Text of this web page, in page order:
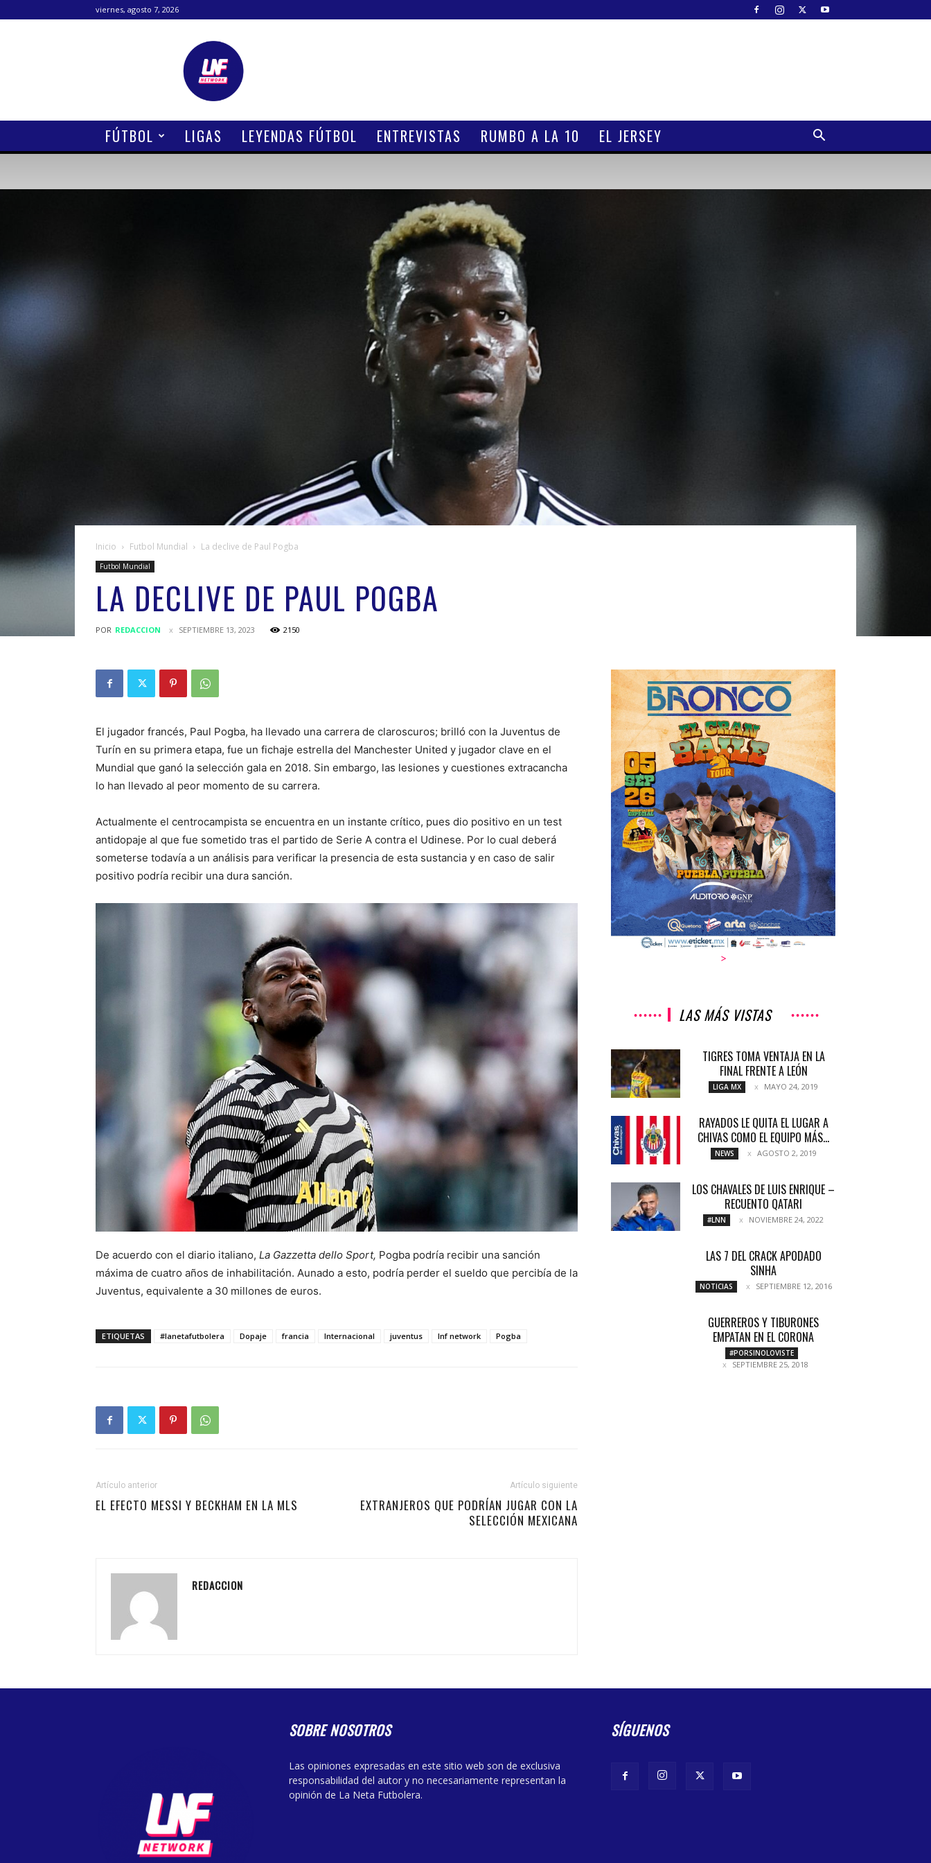
viernes, agosto 7, 2026
Lanetafutbolera
FÚTBOL LIGAS LEYENDAS FÚTBOL ENTREVISTAS RUMBO A LA 10 EL JERSEY
Inicio Futbol Mundial La declive de Paul Pogba
Futbol Mundial
LA DECLIVE DE PAUL POGBA
POR REDACCION SEPTIEMBRE 13, 2023 2150
El jugador francés, Paul Pogba, ha llevado una carrera de claroscuros; brilló con la Juventus de
Turín en su primera etapa, fue un fichaje estrella del Manchester United y jugador clave en el
Mundial que ganó la selección gala en 2018. Sin embargo, las lesiones y cuestiones extracancha
lo han llevado al peor momento de su carrera.
Actualmente el centrocampista se encuentra en un instante crítico, pues dio positivo en un test
antidopaje al que fue sometido tras el partido de Serie A contra el Udinese. Por lo cual deberá
someterse todavía a un análisis para verificar la presencia de esta sustancia y en caso de salir
positivo podría recibir una dura sanción.
De acuerdo con el diario italiano, La Gazzetta dello Sport, Pogba podría recibir una sanción
máxima de cuatro años de inhabilitación. Aunado a esto, podría perder el sueldo que percibía de la
Juventus, equivalente a 30 millones de euros.
ETIQUETAS #lanetafutbolera Dopaje francia Internacional juventus lnf network Pogba
Artículo anterior
EL EFECTO MESSI Y BECKHAM EN LA MLS
Artículo siguiente
EXTRANJEROS QUE PODRÍAN JUGAR CON LA
SELECCIÓN MEXICANA
REDACCION
>
LAS MÁS VISTAS
TIGRES TOMA VENTAJA EN LA
FINAL FRENTE A LEÓN
LIGA MX MAYO 24, 2019
RAYADOS LE QUITA EL LUGAR A
CHIVAS COMO EL EQUIPO MÁS...
NEWS AGOSTO 2, 2019
LOS CHAVALES DE LUIS ENRIQUE –
RECUENTO QATARI
#LNN NOVIEMBRE 24, 2022
LAS 7 DEL CRACK APODADO
SINHA
NOTICIAS SEPTIEMBRE 12, 2016
GUERREROS Y TIBURONES
EMPATAN EN EL CORONA
#PORSINOLOVISTE
SEPTIEMBRE 25, 2018
SOBRE NOSOTROS
Las opiniones expresadas en este sitio web son de exclusiva
responsabilidad del autor y no necesariamente representan la
opinión de La Neta Futbolera.
SÍGUENOS